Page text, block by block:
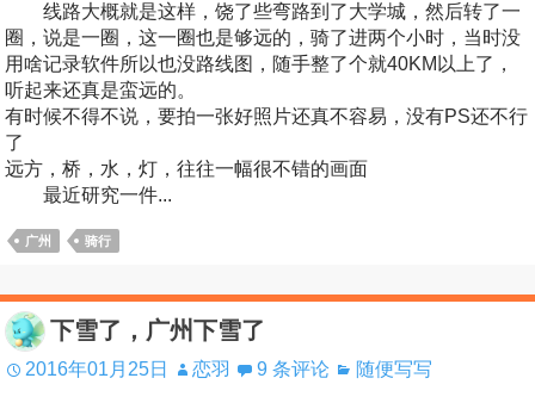
线路大概就是这样，饶了些弯路到了大学城，然后转了一
圈，说是一圈，这一圈也是够远的，骑了进两个小时，当时没
用啥记录软件所以也没路线图，随手整了个就40KM以上了，
听起来还真是蛮远的。
有时候不得不说，要拍一张好照片还真不容易，没有PS还不行
了
远方，桥，水，灯，往往一幅很不错的画面
最近研究一件...
广州 骑行
下雪了，广州下雪了
2016年01月25日 恋羽 9 条评论 随便写写